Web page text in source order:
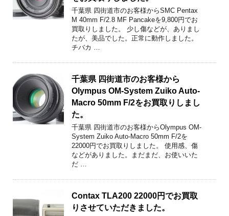
千葉県 四街道市のお客様からSMC Pentax
M 40mm F/2.8 MF Pancakeを9,800円でお
買取りしました。 少し傷などが、ありまし
たが、美品でした。正常に動作しました。
チバカ …
千葉県 四街道市のお客様から
Olympus OM-System Zuiko Auto-
Macro 50mm F/2をお買取りしまし
た。
千葉県 四街道市のお客様からOlympus OM-
System Zuiko Auto-Macro 50mm F/2を
22000円でお買取りしました。 使用感、傷
などがありました。まだまだ、お使いいた
だ …
Contax TLA200 22000円でお買取
りさせていただきました。